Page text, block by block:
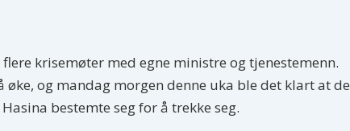
krisemøter med egne ministre og tjenestemenn.
øke, og mandag morgen denne uka ble det klart at de
bestemte seg for å trekke seg.